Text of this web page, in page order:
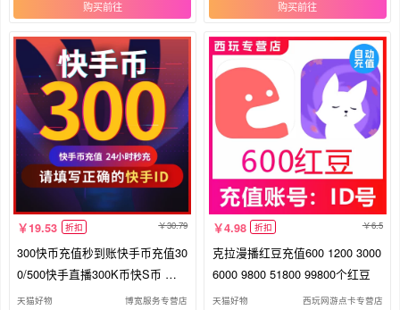
购买 购买
19.53 折扣 30.79
300快币充值秒到账快手币充值30
0/500快手直播300K币快S币 直
播币
天猫好物 博宽服务专营店
4.98 折扣 6.5
克拉漫播红豆充值600 1200 3000
6000 9800 51800 99800个红豆
天猫好物 西玩网游点卡专营店